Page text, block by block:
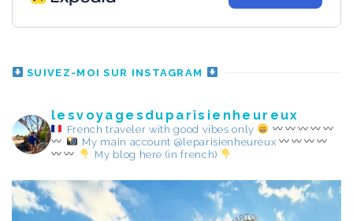
SUIVEZ-MOI SUR INSTAGRAM
lesvoyagesduparisienheureux
French traveler with good vibes only
My main account @leparisienheureux
My blog here (in french)